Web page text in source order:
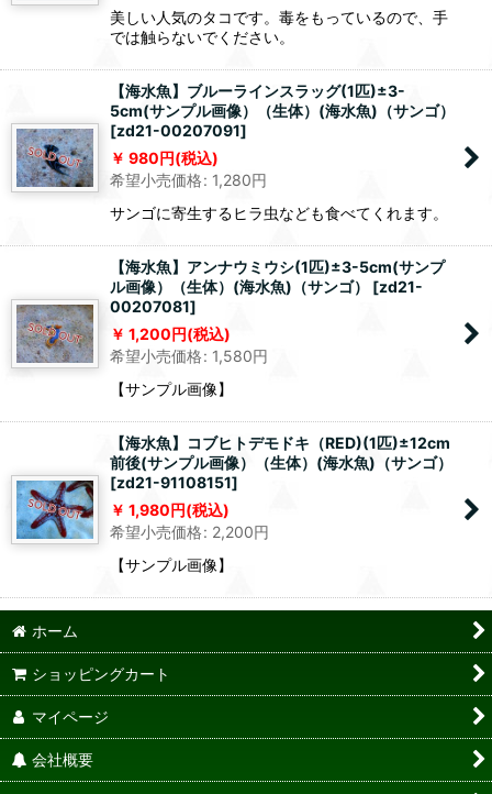
美しい人気のタコです。毒をもっているので、手
では触らないでください。
【海水魚】ブルーラインスラッグ(1匹)±3-
5cm(サンプル画像）（生体）(海水魚)（サンゴ）
[zd21-00207091]
980円(税込)
希望小売価格: 1,280円
サンゴに寄生するヒラ虫なども食べてくれます。
【海水魚】アンナウミウシ(1匹)±3-5cm(サンプ
ル画像）（生体）(海水魚)（サンゴ）
[zd21-
00207081]
1,200円(税込)
希望小売価格: 1,580円
【サンプル画像】
【海水魚】コブヒトデモドキ（RED)(1匹)±12cm
前後(サンプル画像）（生体）(海水魚)（サンゴ）
[zd21-91108151]
1,980円(税込)
希望小売価格: 2,200円
【サンプル画像】
ホーム
ショッピングカート
マイページ
会社概要